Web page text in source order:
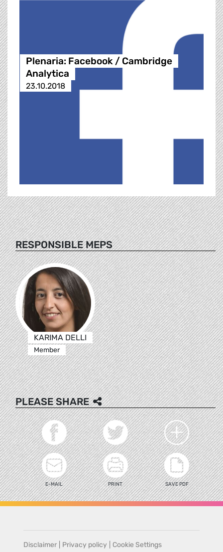
Plenaria: Facebook / Cambridge
Analytica
23.10.2018
RESPONSIBLE MEPS
KARIMA DELLI
Member
PLEASE SHARE
E-MAIL PRINT SAVE PDF
Disclaimer Privacy policy Cookie Settings